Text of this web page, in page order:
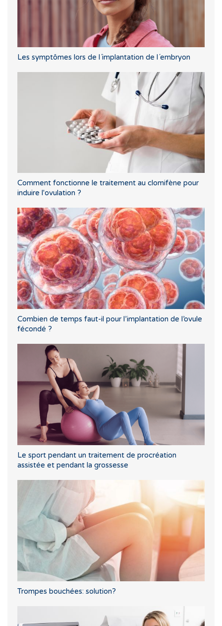
Les symptômes lors de l´implantation de l´embryon
Comment fonctionne le traitement au clomifène pour
induire l'ovulation ?
Combien de temps faut-il pour l’implantation de l’ovule
fécondé ?
Le sport pendant un traitement de procréation
assistée et pendant la grossesse
Trompes bouchées: solution?